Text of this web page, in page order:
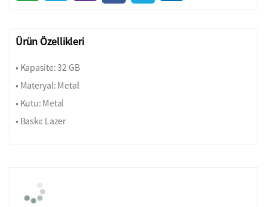
Ürün Özellikleri
• Kapasite: 32 GB
• Materyal: Metal
• Kutu: Metal
• Baskı: Lazer